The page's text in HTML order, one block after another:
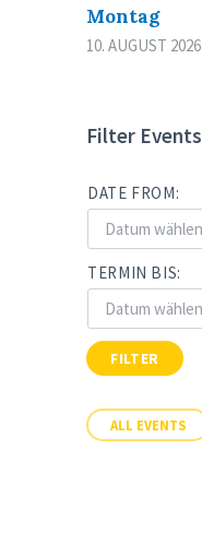
Montag
10. AUGUST 2026
Filter Events
DATE FROM:
TERMIN BIS:
FILTER
ALL EVENTS